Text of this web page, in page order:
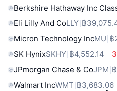
Berkshire Hathaway Inc
Eli Lilly And CoLLY ฿
Micron Technology IncMU ฿
SK HynixSKHY ฿4,552.14
JPmorgan Chase & CoJPM
Walmart IncWMT ฿3,683.06